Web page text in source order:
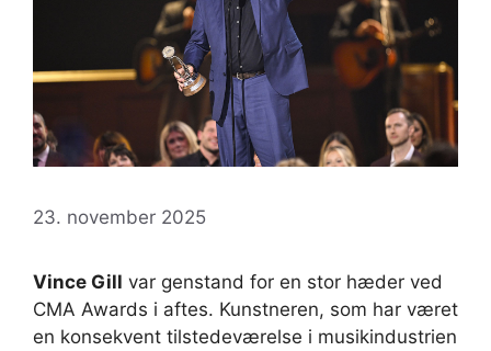
23. november 2025
Vince Gill var genstand for en stor hæder ved
CMA Awards i aftes. Kunstneren, som har været
en konsekvent tilstedeværelse i musikindustrien